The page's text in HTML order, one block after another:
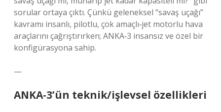
sorular ortaya çıktı. Çünkü geleneksel “savaş uçağı”
kavramı insanlı, pilotlu, çok amaçlı‑jet motorlu hava
araçlarını çağrıştırırken; ANKA‑3 insansız ve özel bir
konfigürasyona sahip.
—
ANKA‑3’ün teknik/işlevsel özellikleri